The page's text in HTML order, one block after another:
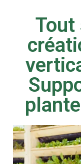
Tout